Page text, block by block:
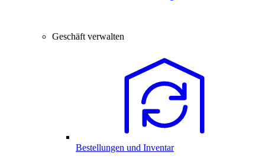
Geschäft verwalten
Bestellungen und Inventar